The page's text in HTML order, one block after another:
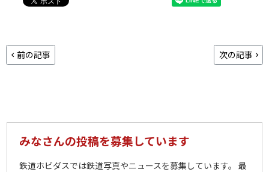
前の記事 次の記事
みなさんの投稿を募集しています
鉄道ホビダスでは鉄道写真やニュースを募集しています。 最